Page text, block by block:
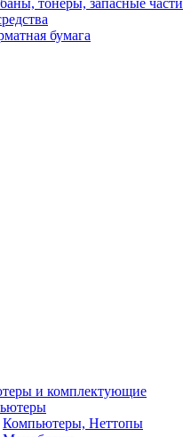
тонеры, запасные части
бумага
и комплектующие
Компьютеры, Неттопы